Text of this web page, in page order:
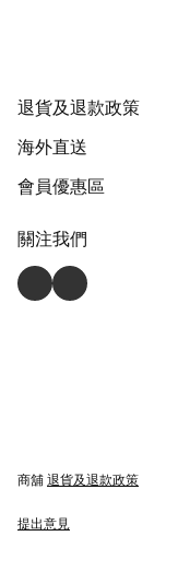
退貨及退款政策
海外直送
會員優惠區
關注我們
商舖 退貨及退款政策
提出意見